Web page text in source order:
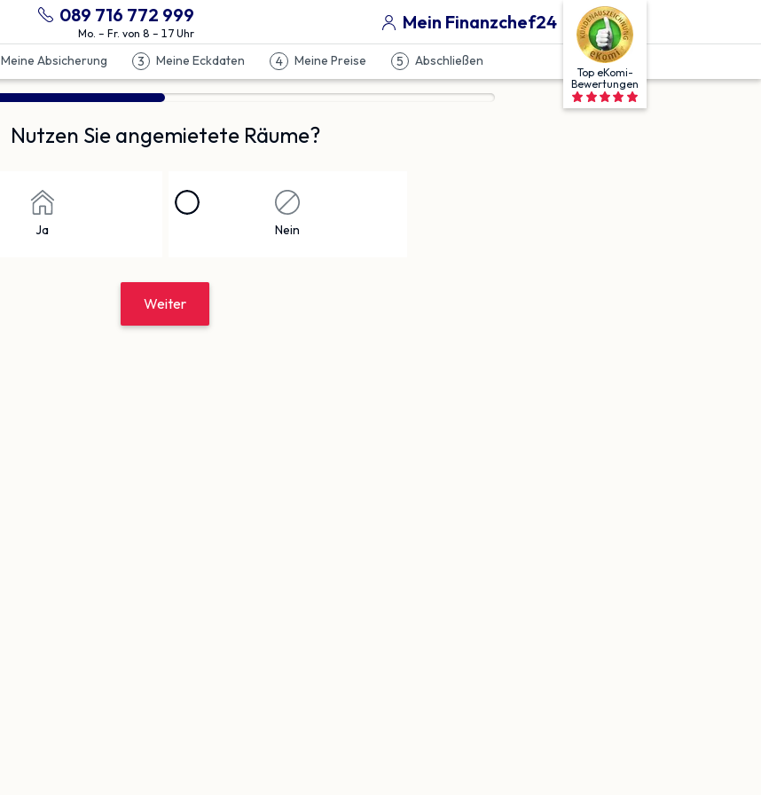
Top eKomi-
Bewertungen
089 716 772 999
Mo. – Fr. von 8 – 17 Uhr Mein Finanzchef24
Meine Absicherung 3 Meine Eckdaten 4 Meine Preise 5 Abschließen
Nutzen Sie angemietete Räume?
Ja Nein
Weiter